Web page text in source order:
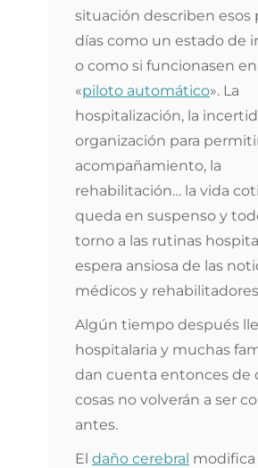
situación describen esos
días como un estado de
o como si funcionasen
«piloto automático». La
hospitalización, la
organización para
acompañamiento, la
rehabilitación… la vida
queda en suspenso y
torno a las rutinas
espera ansiosa de las
médicos y
Algún tiempo después
hospitalaria y muchas
dan cuenta entonces de
cosas no volverán a ser
antes.
El daño cerebral modifica